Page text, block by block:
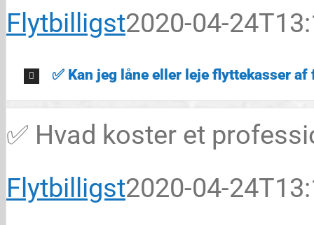
Flytbilligst2020-04-
✅ Kan jeg låne eller leje flyttekasser
✅ Hvad koster et
Flytbilligst2020-04-